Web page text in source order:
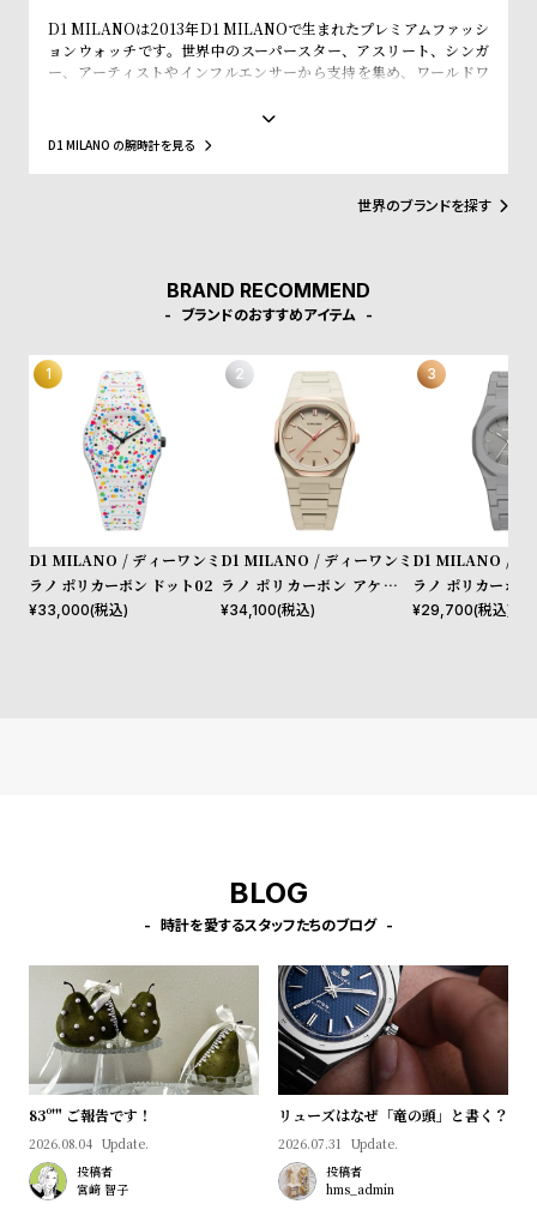
o
o
#
l
e
プ
ラ
ス
ビ
ス
よ
お
D1 MILANOは2013年D1 MILANOで生まれたプレミアムファッシ
ョンウォッチです。世界中のスーパースター、アスリート、シンガ
ー、アーティストやインフルエンサーから支持を集め、ワールドワ
970年代のイタリアンなクリアラインと美的感覚にインスパイアさ
れたデザインは、流行を追いかける全ての人々にとってのマストア
イテムとなることでしょう。Forbesによって、ファッションを再定
義する若いイタリアンブランドのトップ10にノミネートされまし
た。その中にはGQやVogue、Elle、Esquireなどファッション業界
D1 MILANO の腕時計を見る
世界のブランドを探す
BRAND RECOMMEND
ブランドのおすすめアイテム
D1 MILANO / ディーワンミ
ラノ ポリカーボン ドット02
¥33,000(税込)
D1 MILANO / ディーワンミ
ラノ ポリカーボン アケビア
メッシュ
¥34,100(税込)
D1 MILANO / デ
ラノ ポリカーボ
パルス
¥29,700(税込)
BLOG
時計を愛するスタッフたちのブログ
83º'" ご報告です！
2026.08.04 Update.
投稿者
宮﨑 智子
リューズはなぜ「竜の頭」と書く？
2026.07.31 Update.
投稿者
hms_admin